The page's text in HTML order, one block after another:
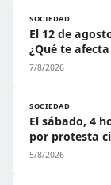
SOCIEDAD
El 12 de
¿Qué te
7/8/2026
SOCIEDAD
El sábado, 4
por protesta
5/8/2026